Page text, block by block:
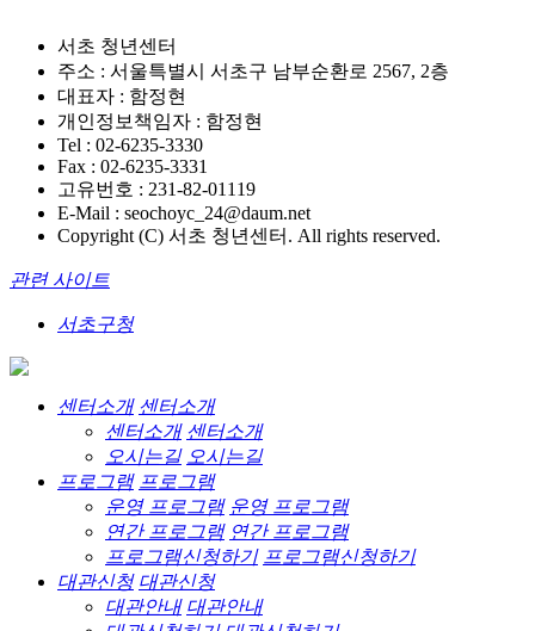
서초 청년센터
주소 : 서울특별시 서초구 남부순환로 2567, 2층
대표자 : 함정현
개인정보책임자 : 함정현
Tel : 02-6235-3330
Fax : 02-6235-3331
고유번호 : 231-82-01119
E-Mail : seochoyc_24@daum.net
Copyright (C) 서초 청년센터. All rights reserved.
관련 사이트
서초구청
센터소개 센터소개
센터소개 센터소개
오시는길 오시는길
프로그램 프로그램
운영 프로그램 운영 프로그램
연간 프로그램 연간 프로그램
프로그램신청하기 프로그램신청하기
대관신청 대관신청
대관안내 대관안내